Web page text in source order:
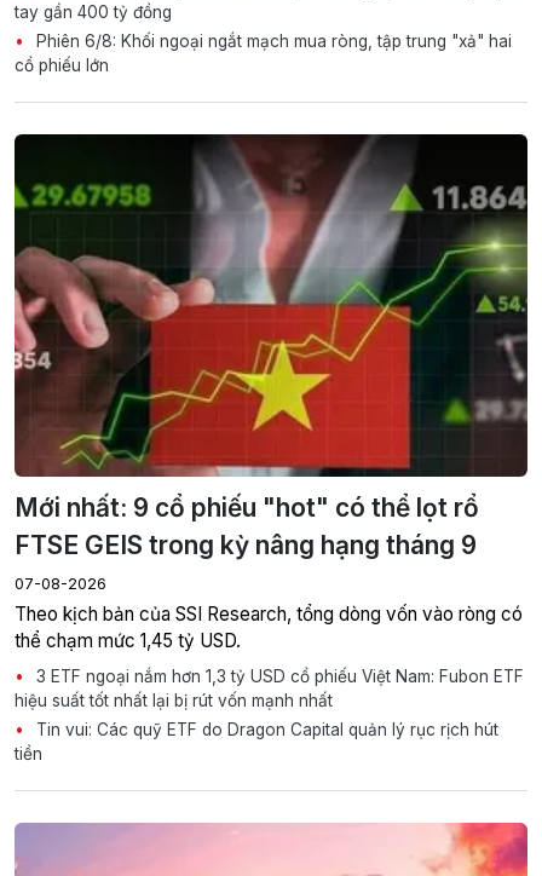
tay gần 400 tỷ đồng
Phiên 6/8: Khối ngoại ngắt mạch mua ròng, tập trung "xả" hai
cổ phiếu lớn
Mới nhất: 9 cổ phiếu "hot" có thể lọt rổ
FTSE GEIS trong kỳ nâng hạng tháng 9
07-08-2026
Theo kịch bản của SSI Research, tổng dòng vốn vào ròng có
thể chạm mức 1,45 tỷ USD.
3 ETF ngoại nắm hơn 1,3 tỷ USD cổ phiếu Việt Nam: Fubon ETF
hiệu suất tốt nhất lại bị rút vốn mạnh nhất
Tin vui: Các quỹ ETF do Dragon Capital quản lý rục rịch hút
tiền